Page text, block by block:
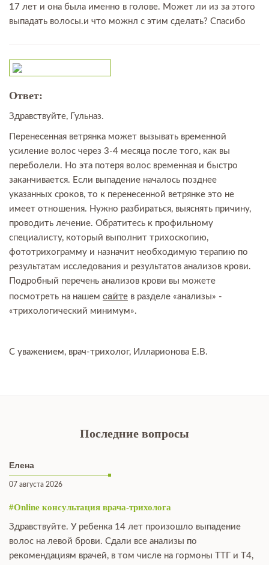
17 лет и она была именно в голове. Может ли из за этого
выпадать волосы.и что можнл с этим сделать? Спасибо
Ответ:
Здравствуйте, Гульназ.
Перенесенная ветрянка может вызывать временной
усиление волос через 3-4 месяца после того, как вы
переболели. Но эта потеря волос временная и быстро
заканчивается. Если выпадение началось позднее
указанных сроков, то к перенесенной ветрянке это не
имеет отношения. Нужно разбираться, выяснять причину,
проводить лечение. Обратитесь к профильному
специалисту, который выполнит трихоскопию,
фототрихограмму и назначит необходимую терапию по
результатам исследования и результатов анализов крови.
Подробный перечень анализов крови вы можете
посмотреть на нашем сайте в разделе «анализы» -
«трихологический минимум».
С уважением, врач-трихолог, Илларионова Е.В.
Последние вопросы
Елена
07 августа 2026
#Online консультация врача-трихолога
Здравствуйте. У ребенка 14 лет произошло выпадение
волос на левой брови. Сдали все анализы по
рекомендациям врачей, в том числе на гормоны ТТГ и Т4,